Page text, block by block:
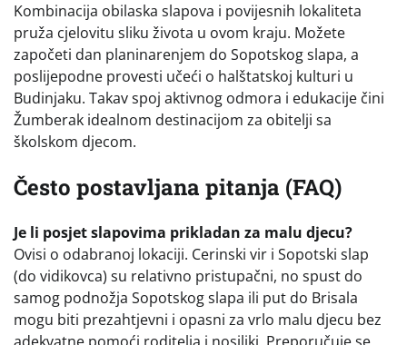
Kombinacija obilaska slapova i povijesnih lokaliteta
pruža cjelovitu sliku života u ovom kraju. Možete
započeti dan planinarenjem do Sopotskog slapa, a
poslijepodne provesti učeći o halštatskoj kulturi u
Budinjaku. Takav spoj aktivnog odmora i edukacije čini
Žumberak idealnom destinacijom za obitelji sa
školskom djecom.
Često postavljana pitanja (FAQ)
Je li posjet slapovima prikladan za malu djecu?
Ovisi o odabranoj lokaciji. Cerinski vir i Sopotski slap
(do vidikovca) su relativno pristupačni, no spust do
samog podnožja Sopotskog slapa ili put do Brisala
mogu biti prezahtjevni i opasni za vrlo malu djecu bez